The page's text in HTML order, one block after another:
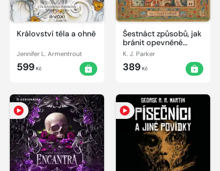
Království těla a ohně
Jennifer L. Armentrout
599 Kč
Šestnáct způsobů, jak
bránit opevněné
město
K. J. Parker
389 Kč